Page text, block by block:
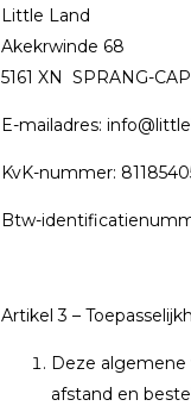
Little Land
Akekrwinde 68
5161 XN SPRANG-
E-mailadres:
KvK-nummer:
Btw-
Artikel 3 –
Deze
afstand en